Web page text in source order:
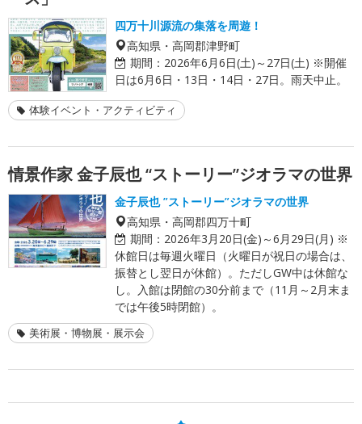
四万十川源流の集落を周遊！
高知県・高岡郡津野町
期間： 2026年6月6日(土)～27日(土) ※開催
日は6月6日・13日・14日・27日。雨天中止。
体験イベント・アクティビティ
情景作家 金子辰也 “ストーリー”ジオラマの世界
金子辰也 ”ストーリー”ジオラマの世界
高知県・高岡郡四万十町
期間： 2026年3月20日(金)～6月29日(月) ※
休館日は毎週火曜日（火曜日が祝日の場合は、
振替とし翌日が休館）。ただしGW中は休館な
し。入館は閉館の30分前まで（11月～2月末ま
では午後5時閉館）。
美術展・博物展・展示会